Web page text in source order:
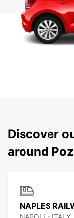
Discover
around
NAPLES